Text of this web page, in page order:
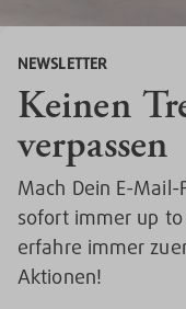
NEWSLETTER
Keinen
verpassen
Mach Dein E-
sofort immer up
erfahre immer
Aktionen!